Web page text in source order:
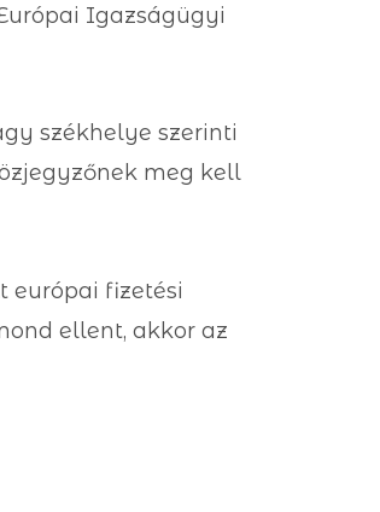
Igazságügyi
székhelye szerinti
meg kell
európai fizetési
ellent, akkor az